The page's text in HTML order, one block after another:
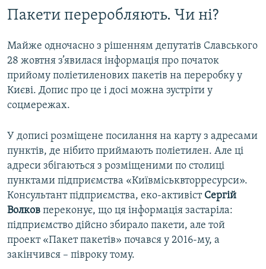
Пакети переробляють. Чи ні?
Майже одночасно з рішенням депутатів Славського
28 жовтня з’явилася інформація про початок
прийому поліетиленових пакетів на переробку у
Києві. Допис про це і досі можна зустріти у
соцмережах.
У дописі розміщене посилання на карту з адресами
пунктів, де нібито приймають поліетилен. Але ці
адреси збігаються з розміщеними по столиці
пунктами підприємства «Київміськвторресурси».
Консультант підприємства, еко-активіст Сергій
Волков переконує, що ця інформація застаріла:
підприємство дійсно збирало пакети, але той
проект «Пакет пакетів» почався у 2016-му, а
закінчився – півроку тому.